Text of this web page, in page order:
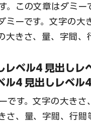
。この文章はダミ
ミーです。文字の
大きさ、量、字間、
レベル4 見出し
ル4 見出しレベル
です。文字の大き
さ、量、字間、行